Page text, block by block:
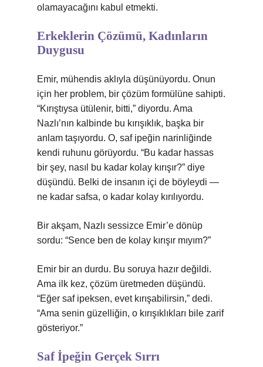
olamayacağını kabul etmekti.
Erkeklerin Çözümü, Kadınların
Duygusu
Emir, mühendis aklıyla düşünüyordu. Onun
için her problem, bir çözüm formülüne sahipti.
“Kırıştıysa ütülenir, bitti,” diyordu. Ama
Nazlı’nın kalbinde bu kırışıklık, başka bir
anlam taşıyordu. O, saf ipeğin narinliğinde
kendi ruhunu görüyordu. “Bu kadar hassas
bir şey, nasıl bu kadar kolay kırışır?” diye
düşündü. Belki de insanın içi de böyleydi —
ne kadar safsa, o kadar kolay kırılıyordu.
Bir akşam, Nazlı sessizce Emir’e dönüp
sordu: “Sence ben de kolay kırışır mıyım?”
Emir bir an durdu. Bu soruya hazır değildi.
Ama ilk kez, çözüm üretmeden düşündü.
“Eğer saf ipeksen, evet kırışabilirsin,” dedi.
“Ama senin güzelliğin, o kırışıklıkları bile zarif
gösteriyor.”
Saf İpeğin Gerçek Sırrı